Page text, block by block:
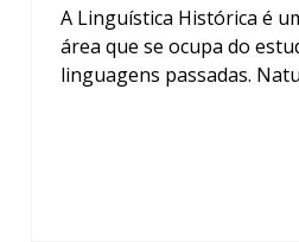
A Linguística Histórica é
área que se ocupa do
linguagens passadas.